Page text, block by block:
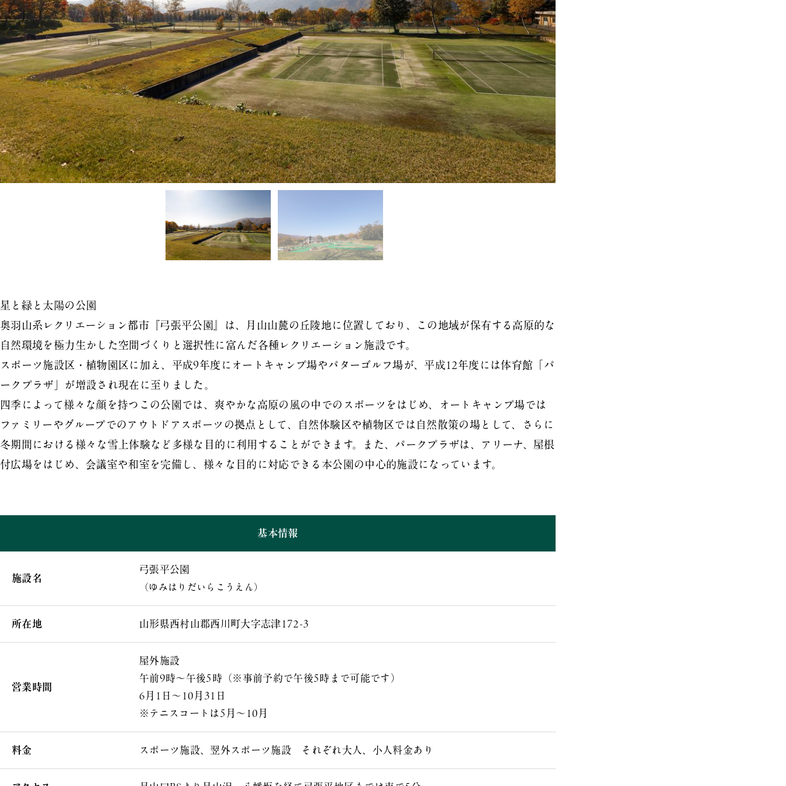
星と緑と太陽の公園
奥羽山系レクリエーション都市『弓張平公園』は、月山山麓の丘陵地に位置しており、この地域が保有する高原的な
自然環境を極力生かした空間づくりと選択性に富んだ各種レクリエーション施設です。
スポーツ施設区・植物園区に加え、平成9年度にオートキャンプ場やパターゴルフ場が、平成12年度には体育館「パ
ークプラザ」が増設され現在に至りました。
四季によって様々な顔を持つこの公園では、爽やかな高原の風の中でのスポーツをはじめ、オートキャンプ場では
ファミリーやグループでのアウトドアスポーツの拠点として、自然体験区や植物区では自然散策の場として、さらに
冬期間における様々な雪上体験など多様な目的に利用することができます。また、パークプラザは、アリーナ、屋根
付広場をはじめ、会議室や和室を完備し、様々な目的に対応できる本公園の中心的施設になっています。
基本情報
施設名
弓張平公園
（ゆみはりだいらこうえん）
所在地 山形県西村山郡西川町大字志津172-3
営業時間
屋外施設
午前9時～午後5時（※事前予約で午後5時まで可能です）
6月1日～10月31日
※テニスコートは5月～10月
料金 スポーツ施設、翌外スポーツ施設 それぞれ大人、小人料金あり